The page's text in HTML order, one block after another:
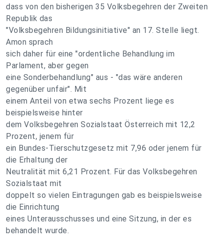
dass von den bisherigen 35 Volksbegehren der Zweiten
Republik das
"Volksbegehren Bildungsinitiative" an 17. Stelle liegt.
Amon sprach
sich daher für eine "ordentliche Behandlung im
Parlament, aber gegen
eine Sonderbehandlung" aus - "das wäre anderen
gegenüber unfair". Mit
einem Anteil von etwa sechs Prozent liege es
beispielsweise hinter
dem Volksbegehren Sozialstaat Österreich mit 12,2
Prozent, jenem für
ein Bundes-Tierschutzgesetz mit 7,96 oder jenem für
die Erhaltung der
Neutralität mit 6,21 Prozent. Für das Volksbegehren
Sozialstaat mit
doppelt so vielen Eintragungen gab es beispielsweise
die Einrichtung
eines Unterausschusses und eine Sitzung, in der es
behandelt wurde.